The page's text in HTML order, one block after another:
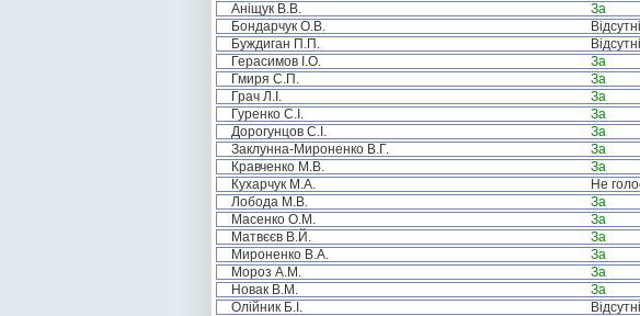
Аніщук В.В.
За
Бондарчук О.В.
Буждиган П.П.
Герасимов І.О.
За
Гмиря С.П.
За
Грач Л.І.
За
Гуренко С.І.
За
Дорогунцов С.І.
За
Заклунна-Мироненко В.Г.
За
Кравченко М.В.
За
Кухарчук М.А.
Не
Лобода М.В.
За
Масенко О.М.
За
Матвєєв В.Й.
За
Мироненко В.А.
За
Мороз А.М.
За
Новак В.М.
За
Олійник Б.І.